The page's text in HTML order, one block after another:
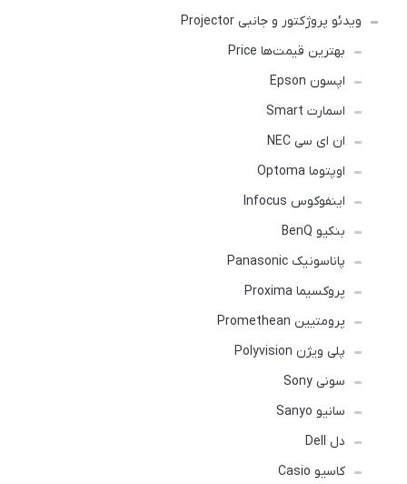
ویدئو پروژکتور و جانبی Projector
بهترین قیمت‌ها Price
اپسون Epson
اسمارت Smart
ان ای سی NEC
اوپتوما Optoma
اینفوکوس Infocus
بنکیو BenQ
پاناسونیک Panasonic
پروکسیما Proxima
پرومتیین Promethean
پلی ویژن Polyvision
سونی Sony
سانیو Sanyo
دل Dell
کاسیو Casio